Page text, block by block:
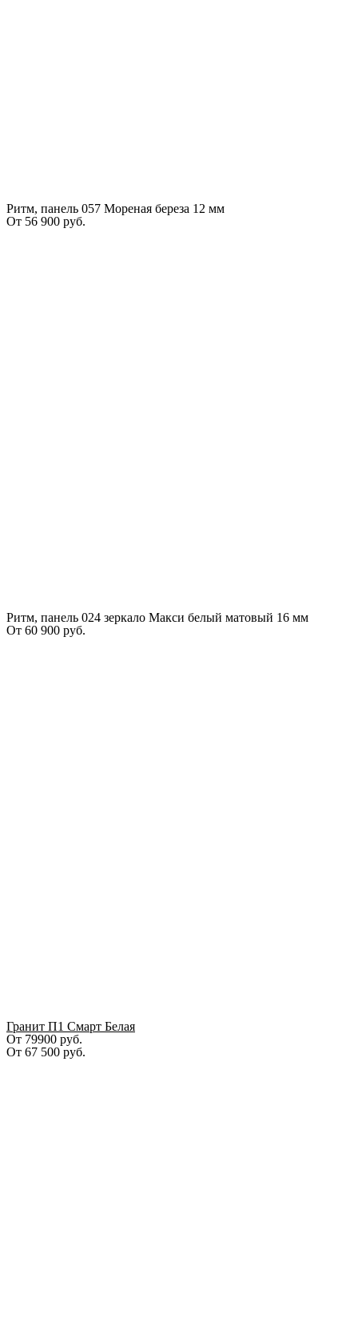
Ритм, панель 057 Мореная береза 12 мм
От 56 900 руб.
Ритм, панель 024 зеркало Макси белый матовый 16 мм
От 60 900 руб.
Гранит П1 Смарт Белая
От 79900 руб.
От 67 500 руб.